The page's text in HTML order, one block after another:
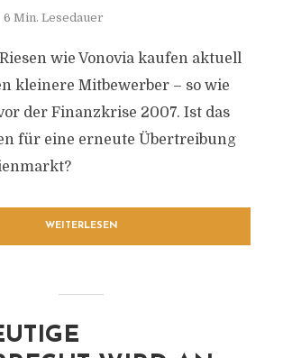
6 Min. Lesedauer
wie Vonovia kaufen aktuell
kleinere Mitbewerber – so wie
der Finanzkrise 2007. Ist das
für eine erneute Übertreibung
WEITERLESEN